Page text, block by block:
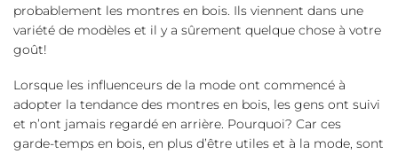
probablement les montres en bois. Ils viennent dans une
variété de modèles et il y a sûrement quelque chose à votre
goût!
Lorsque les influenceurs de la mode ont commencé à
adopter la tendance des montres en bois, les gens ont suivi
et n’ont jamais regardé en arrière. Pourquoi? Car ces
garde-temps en bois, en plus d’être utiles et à la mode, sont